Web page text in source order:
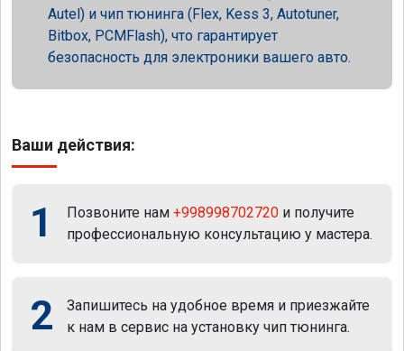
Autel) и чип тюнинга (Flex, Kess 3, Autotuner,
Bitbox, PCMFlash), что гарантирует
безопасность для электроники вашего авто.
Ваши действия:
1 Позвоните нам +998998702720 и получите
профессиональную консультацию у мастера.
2
Запишитесь на удобное время и приезжайте
к нам в сервис на установку чип тюнинга.